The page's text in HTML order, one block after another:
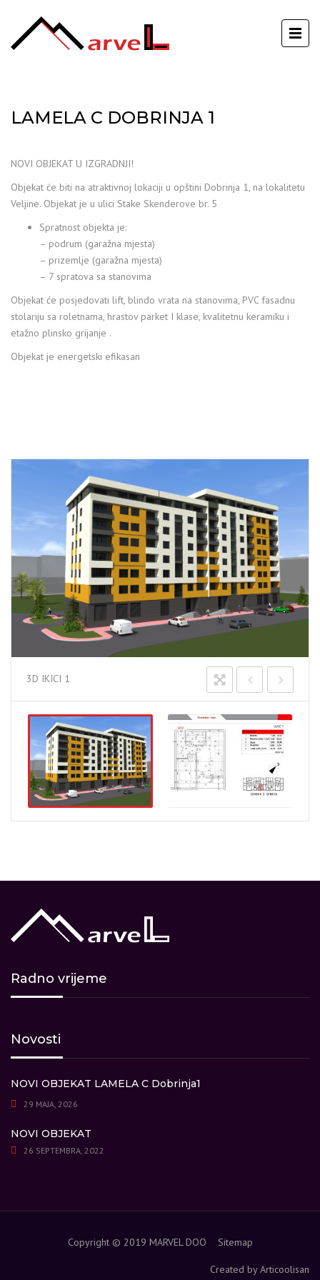
LAMELA C DOBRINJA 1
NOVI OBJEKAT U IZGRADNJI!
Objekat će biti na atraktivnoj lokaciji u opštini Dobrinja 1, na lokalitetu
Veljine. Objekat je u ulici Stake Skenderove br. 5
Spratnost objekta je:
– podrum (garažna mjesta)
– prizemlje (garažna mjesta)
– 7 spratova sa stanovima
Objekat će posjedovati lift, blindo vrata na stanovima, PVC fasadnu
stolariju sa roletnama, hrastov parket I klase, kvalitetnu keramiku i
etažno plinsko grijanje .
Objekat je energetski efikasan
3D IKICI 1
Radno vrijeme
Novosti
NOVI OBJEKAT LAMELA C Dobrinja1
29 MAJA, 2026
NOVI OBJEKAT
26 SEPTEMBRA, 2022
Copyright © 2019 MARVEL DOO Sitemap
Created by Articoolisan